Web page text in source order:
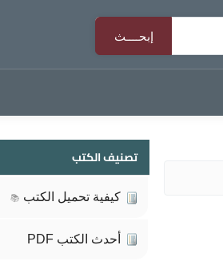
تصنيف الكتب
كيفية تحميل الكتب 📚
أحدث الكتب PDF